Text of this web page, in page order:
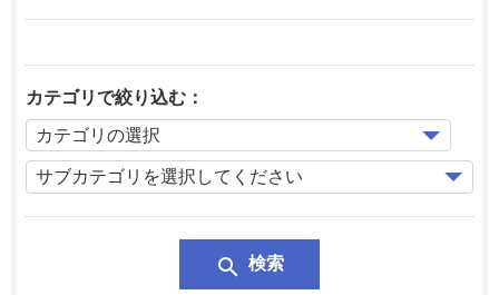
カテゴリで絞り込む：
search 検索